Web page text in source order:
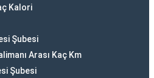
Kalori
Şubesi
Arası Kaç Km
Şubesi